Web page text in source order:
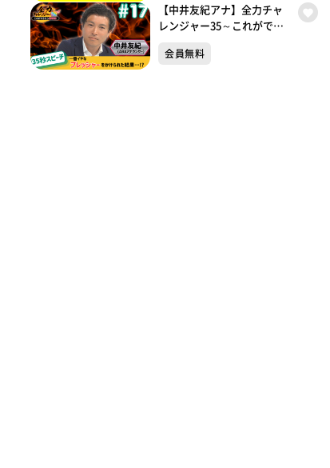
【中井友紀アナ】全力チャ
レンジャー35～これができ
チャレンジ
会員無料